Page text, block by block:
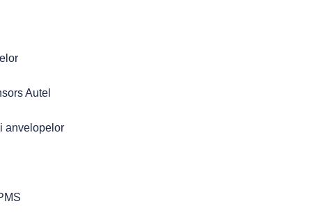
Autel
anvelopelor